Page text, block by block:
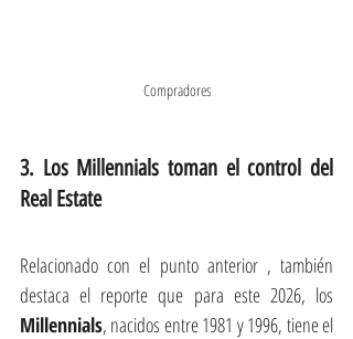
Compradores
3. Los Millennials toman el control del
Real Estate
Relacionado con el punto anterior , también
Millennials